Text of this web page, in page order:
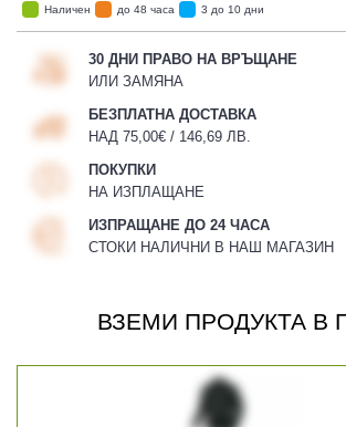
Наличен до 48 часа 3 до 10 дни
30 ДНИ ПРАВО НА ВРЪЩАНЕ
ИЛИ ЗАМЯНА
БЕЗПЛАТНА ДОСТАВКА
НАД 75,00€ / 146,69 ЛВ.
ПОКУПКИ
НА ИЗПЛАЩАНЕ
ИЗПРАЩАНЕ ДО 24 ЧАСА
СТОКИ НАЛИЧНИ В НАШ МАГАЗИН
ВЗЕМИ ПРОДУКТА В